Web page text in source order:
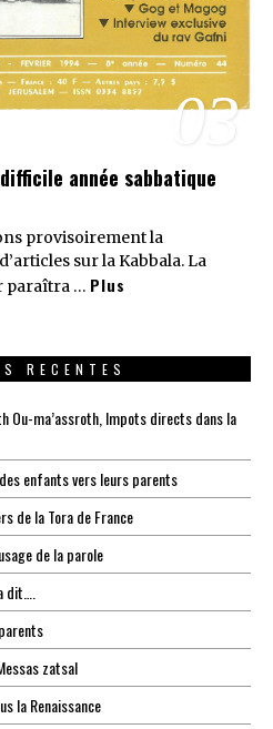
03
année sabbatique
provisoirement la
sur la Kabbala. La
paraîtra … Plus
RECENTES
Ou-ma’assroth, Impots directs dans la
enfants vers leurs parents
de la Tora de France
de la parole
zatsal
la Renaissance